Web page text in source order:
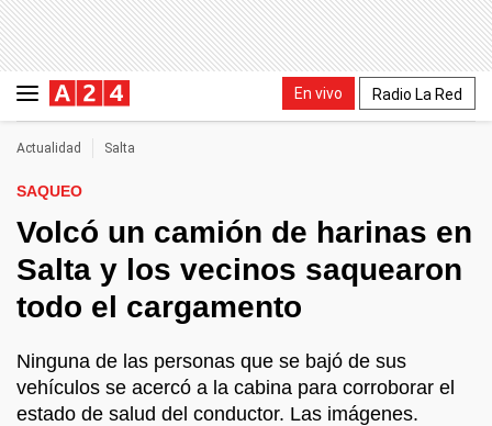
En vivo Radio La Red
Actualidad Salta
SAQUEO
Volcó un camión de harinas en
Salta y los vecinos saquearon
todo el cargamento
Ninguna de las personas que se bajó de sus
vehículos se acercó a la cabina para corroborar el
estado de salud del conductor. Las imágenes.